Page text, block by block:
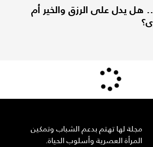
هل يدل على الرزق والخير أم
مجلة لها تهتم بدعم الشباب وتمكين
المرأة العصرية وأسلوب الحياة.